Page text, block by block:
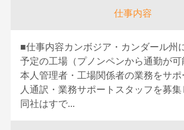
仕事内容
■仕事内容カンボジア・カンダール州
予定の工場（プノンペンから通勤が可
本人管理者・工場関係者の業務をサ
人通訳・業務サポートスタッフを募集
同社はすで...